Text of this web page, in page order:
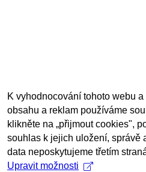
K vyhodnocování tohoto webu
obsahu a reklam používáme
klikněte na „přijmout cookies",
souhlas k jejich uložení, správě
data neposkytujeme třetím
Upravit možnosti